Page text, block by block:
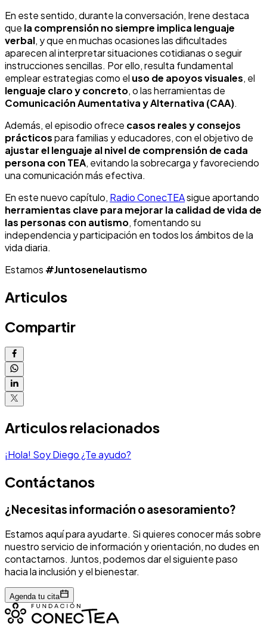
En este sentido, durante la conversación, Irene destaca
que la comprensión no siempre implica lenguaje
verbal, y que en muchas ocasiones las dificultades
aparecen al interpretar situaciones cotidianas o seguir
instrucciones sencillas. Por ello, resulta fundamental
emplear estrategias como el uso de apoyos visuales, el
lenguaje claro y concreto, o las herramientas de
Comunicación Aumentativa y Alternativa (CAA).
Además, el episodio ofrece casos reales y consejos
prácticospara familias y educadores, con el objetivo de
ajustar el lenguaje al nivel de comprensión de cada
persona con TEA, evitando la sobrecarga y favoreciendo
una comunicación más efectiva.
En este nuevo capítulo, Radio ConecTEAsigue aportando
herramientas clave para mejorar la calidad de vida de
las personas con autismo, fomentando su
independencia y participación en todos los ámbitos de la
vida diaria.
Estamos #Juntosenelautismo
Articulos
Compartir
Articulos relacionados
¡Hola! Soy Diego ¿Te ayudo?
Contáctanos
¿Necesitas información o asesoramiento?
Estamos aquí para ayudarte. Si quieres conocer más sobre
nuestro servicio de información y orientación, no dudes en
contactarnos. Juntos, podemos dar el siguiente paso
hacia la inclusión y el bienestar.
Agenda tu cita